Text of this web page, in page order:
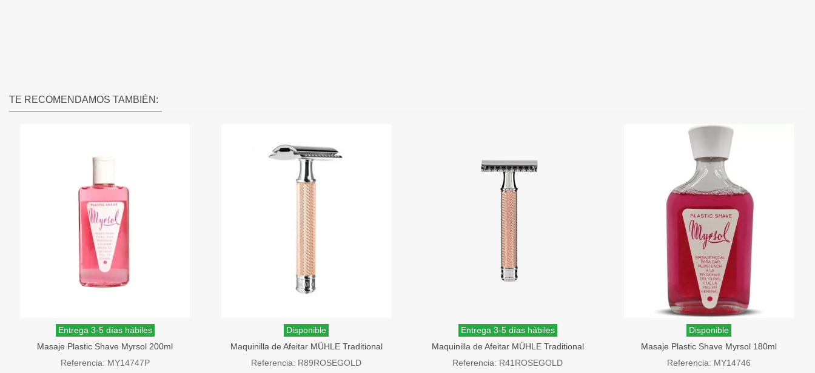
TE RECOMENDAMOS TAMBIÉN:
Entrega 3-5 días hábiles
Masaje Plastic Shave Myrsol 200ml
Referencia: MY14747P
Disponible
Maquinilla de Afeitar MÜHLE Traditional
Rosegold Peine Cerrado
Referencia: R89ROSEGOLD
Entrega 3-5 días hábiles
Maquinilla de Afeitar MÜHLE Traditional
Rosegold Peine Abierto
Referencia: R41ROSEGOLD
Disponible
Masaje Plastic Shave Myrsol 180ml
Referencia: MY14746